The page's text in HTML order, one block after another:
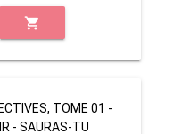
shopping_cart